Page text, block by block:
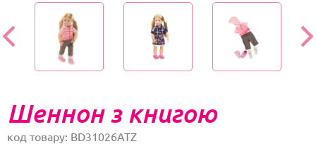
Шеннон з книгою
код товару: BD31026ATZ